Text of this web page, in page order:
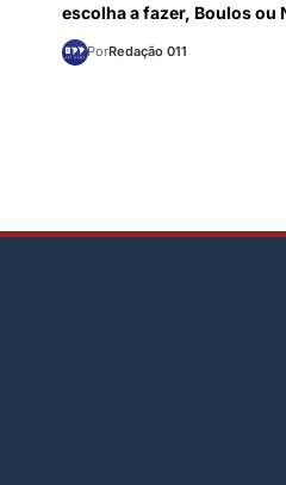
escolha a fazer, Boulos ou
PorRedação 011